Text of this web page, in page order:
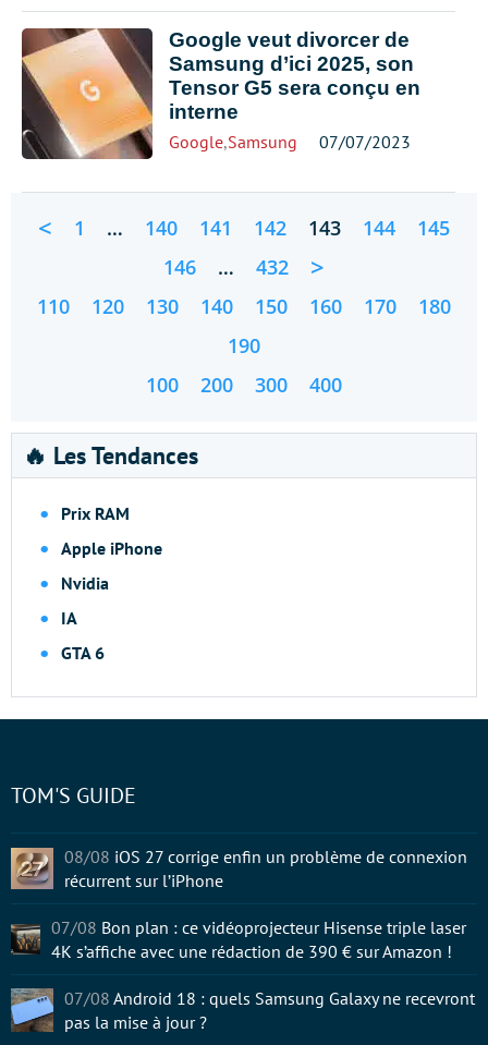
Google veut divorcer de
Samsung d’ici 2025, son
Tensor G5 sera conçu en
interne
Google,Samsung 07/07/2023
< 1 … 140 141 142 143 144
145
146
… 432 >
110 120 130 140 150 160 170
180
190
100
200 300 400
🔥 Les Tendances
Prix RAM
Apple iPhone
Nvidia
IA
GTA 6
TOM'S GUIDE
08/08 iOS 27 corrige enfin un problème de connexion
récurrent sur l’iPhone
07/08 Bon plan : ce vidéoprojecteur Hisense triple laser
4K s’affiche avec une rédaction de 390 € sur Amazon !
07/08 Android 18 : quels Samsung Galaxy ne recevront
pas la mise à jour ?